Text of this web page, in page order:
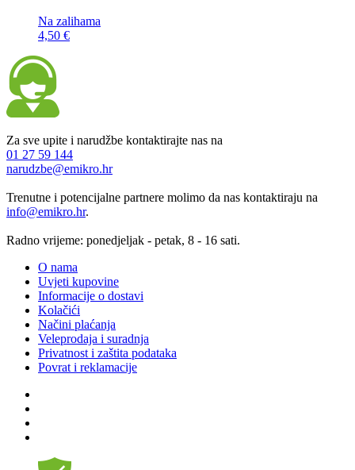
Na zalihama
4,50 €
Za sve upite i narudžbe kontaktirajte nas na
01 27 59 144
narudzbe@emikro.hr
Trenutne i potencijalne partnere molimo da nas kontaktiraju na
info@emikro.hr.
Radno vrijeme: ponedjeljak - petak, 8 - 16 sati.
O nama
Uvjeti kupovine
Informacije o dostavi
Kolačići
Načini plaćanja
Veleprodaja i suradnja
Privatnost i zaštita podataka
Povrat i reklamacije